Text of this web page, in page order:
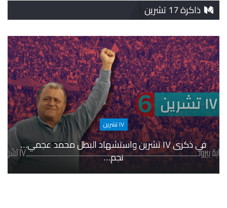
ذاكرة 17 تشرين
١٧ تشرين
في ذكرى ١٧ تشرين واستشهاد البطل محمد عجمي…
نجم…